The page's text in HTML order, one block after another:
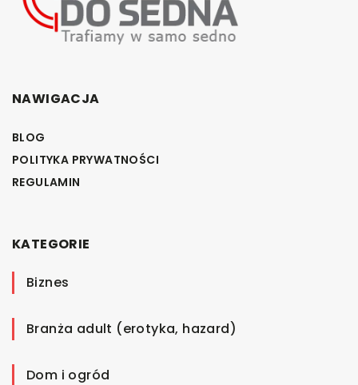
NAWIGACJA
BLOG
POLITYKA PRYWATNOŚCI
REGULAMIN
KATEGORIE
Biznes
Branża adult (erotyka, hazard)
Dom i ogród